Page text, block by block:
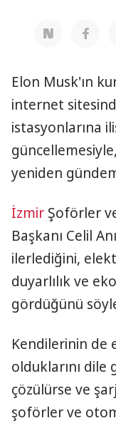
Elon Musk'ın
internet
istasyonlarına
güncellemesiyle,
yeniden
İzmir Şoförler
Başkanı Celil
ilerlediğini,
duyarlılık ve
gördüğünü
Kendilerinin de
olduklarını dile
çözülürse ve
şoförler ve